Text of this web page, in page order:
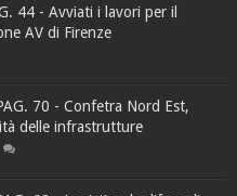
44 - Avviati i lavori per il
AV di Firenze
70 - Confetra Nord Est,
delle infrastrutture